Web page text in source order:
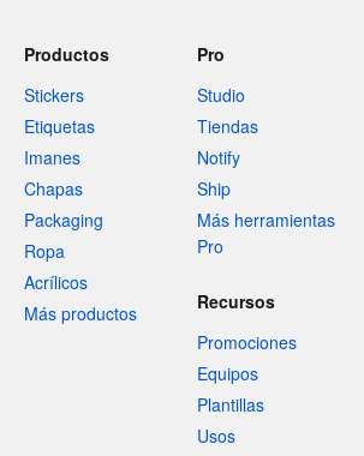
Productos
Stickers
Etiquetas
Imanes
Chapas
Packaging
Ropa
Acrílicos
Más productos
Pro
Studio
Tiendas
Notify
Ship
Más herramientas
Pro
Recursos
Promociones
Equipos
Plantillas
Usos